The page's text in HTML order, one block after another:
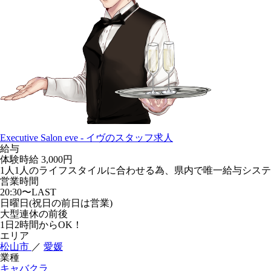
Executive Salon eve - イヴのスタッフ求人
給与
体験時給 3,000円
1人1人のライフスタイルに合わせる為、県内で唯一給与シス
営業時間
20:30〜LAST
日曜日(祝日の前日は営業)
大型連休の前後
1日2時間からOK！
エリア
松山市 ／ 愛媛
業種
キャバクラ